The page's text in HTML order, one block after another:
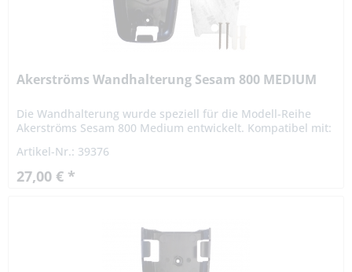
Akerströms Wandhalterung Sesam 800 MEDIUM
Die Wandhalterung wurde speziell für die Modell-Reihe
Akerströms Sesam 800 Medium entwickelt. Kompatibel mit:
alte...
Artikel-Nr.: 39376
27,00 € *